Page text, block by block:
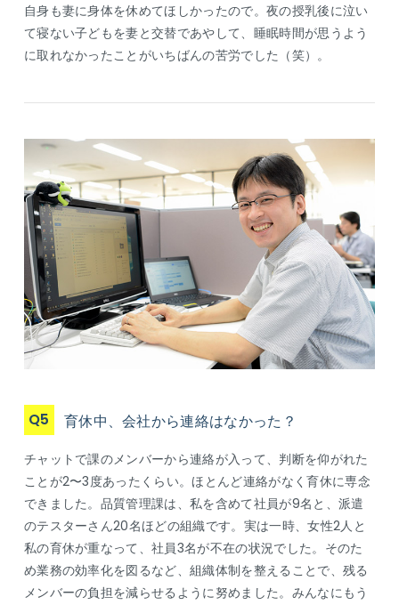
自身も妻に身体を休めてほしかったので。夜の授乳後に泣い
て寝ない子どもを妻と交替であやして、睡眠時間が思うよう
に取れなかったことがいちばんの苦労でした（笑）。
Q5 育休中、会社から連絡はなかった？
チャットで課のメンバーから連絡が入って、判断を仰がれた
ことが2〜3度あったくらい。ほとんど連絡がなく育休に専念
できました。品質管理課は、私を含めて社員が9名と、派遣
のテスターさん20名ほどの組織です。実は一時、女性2人と
私の育休が重なって、社員3名が不在の状況でした。そのた
め業務の効率化を図るなど、組織体制を整えることで、残る
メンバーの負担を減らせるように努めました。みんなにもう